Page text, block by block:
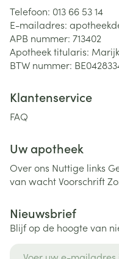
Telefoon: 013 66 53 14
E-mailadres:
APB nummer: 713402
Apotheek titularis:
BTW nummer:
Klantenservice
FAQ
Uw apotheek
Over ons Nuttige links
van wachtVoorschrift
Nieuwsbrief
Blijf op de hoogte van